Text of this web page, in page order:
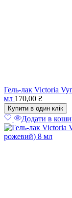
Гель-лак Victoria
мл 170,00 ₴
Купити в один клік
Додати в